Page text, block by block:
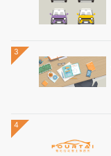
3
4